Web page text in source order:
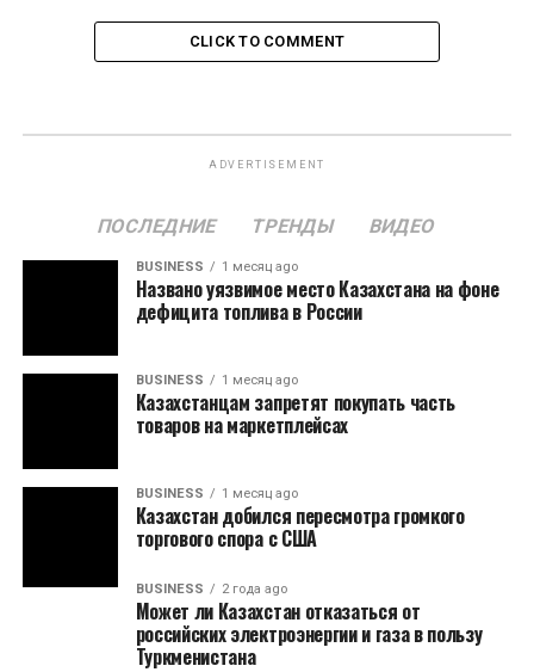
CLICK TO COMMENT
ADVERTISEMENT
ПОСЛЕДНИЕ ТРЕНДЫ ВИДЕО
BUSINESS 1 месяц ago
Названо уязвимое место Казахстана на фоне
дефицита топлива в России
BUSINESS 1 месяц ago
Казахстанцам запретят покупать часть
товаров на маркетплейсах
BUSINESS 1 месяц ago
Казахстан добился пересмотра громкого
торгового спора с США
BUSINESS 2 года ago
Может ли Казахстан отказаться от
российских электроэнергии и газа в пользу
Туркменистана